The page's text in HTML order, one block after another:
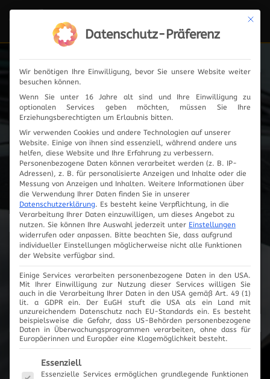
Fahrzeugauswahl
Innovationen
Cartronic Innovationen
Produktanfrage
Mit
Datenschutz-Präferenz
Wir benötigen Ihre Einwilligung, bevor Sie unsere Website weiter
besuchen können.
Wenn Sie unter 16 Jahre alt sind und Ihre Einwilligung zu
optionalen Services geben möchten, müssen Sie Ihre
Erziehungsberechtigten um Erlaubnis bitten.
Wir verwenden Cookies und andere Technologien auf unserer
Website. Einige von ihnen sind essenziell, während andere uns
helfen, diese Website und Ihre Erfahrung zu verbessern.
Personenbezogene Daten können verarbeitet werden (z. B. IP-
Adressen), z. B. für personalisierte Anzeigen und Inhalte oder die
Messung von Anzeigen und Inhalten. Weitere Informationen über
die Verwendung Ihrer Daten finden Sie in unserer
Datenschutzerklärung. Es besteht keine Verpflichtung, in die
Verarbeitung Ihrer Daten einzuwilligen, um dieses Angebot zu
nutzen. Sie können Ihre Auswahl jederzeit unter Einstellungen
widerrufen oder anpassen. Bitte beachten Sie, dass aufgrund
individueller Einstellungen möglicherweise nicht alle Funktionen
der Website verfügbar sind.
Einige Services verarbeiten personenbezogene Daten in den USA.
Mit Ihrer Einwilligung zur Nutzung dieser Services willigen Sie
auch in die Verarbeitung Ihrer Daten in den USA gemäß Art. 49 (1)
lit. a GDPR ein. Der EuGH stuft die USA als ein Land mit
unzureichendem Datenschutz nach EU-Standards ein. Es besteht
beispielsweise die Gefahr, dass US-Behörden personenbezogene
Daten in Überwachungsprogrammen verarbeiten, ohne dass für
Europäerinnen und Europäer eine Klagemöglichkeit besteht.
Es folgt eine Liste der Service-Gruppen, für die eine
Essenziell
Essenzielle Services ermöglichen grundlegende Funktionen